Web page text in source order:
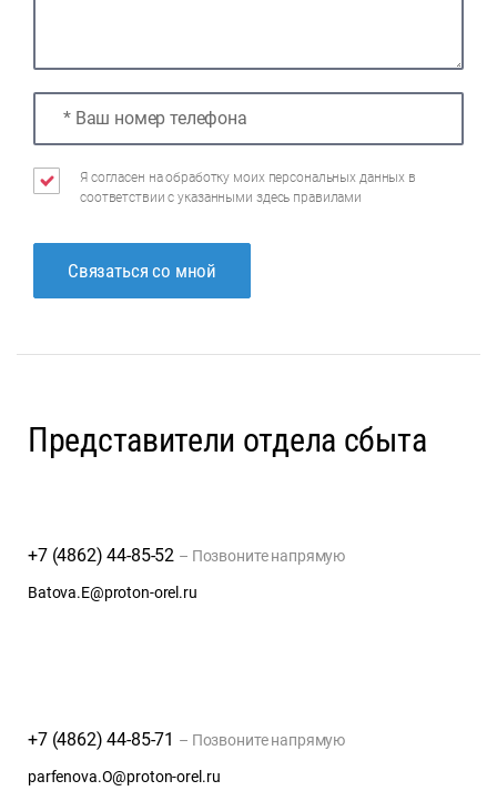
Я согласен на обработку моих персональных данных в
соответствии с указанными здесь правилами
Связаться со мной
Представители отдела сбыта
+7 (4862) 44-85-52 – Позвоните напрямую
Batova.E@proton-orel.ru
+7 (4862) 44-85-71 – Позвоните напрямую
parfenova.O@proton-orel.ru